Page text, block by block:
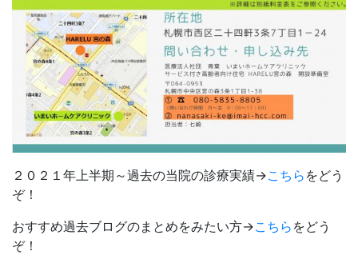
２０２１年上半期～過去の当院の診療実績→こちら をどう
ぞ！
おすすめ過去ブログのまとめをみたい方→こちら をどう
ぞ！